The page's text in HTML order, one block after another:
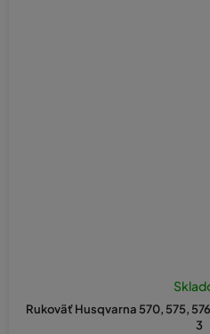
Rukoväť Husqvarna 570, 575,
3